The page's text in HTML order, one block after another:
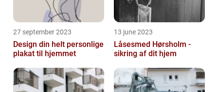
27 september 2023
Design din helt personlige
plakat til hjemmet
13 june 2023
Låsesmed Hørsholm -
sikring af dit hjem